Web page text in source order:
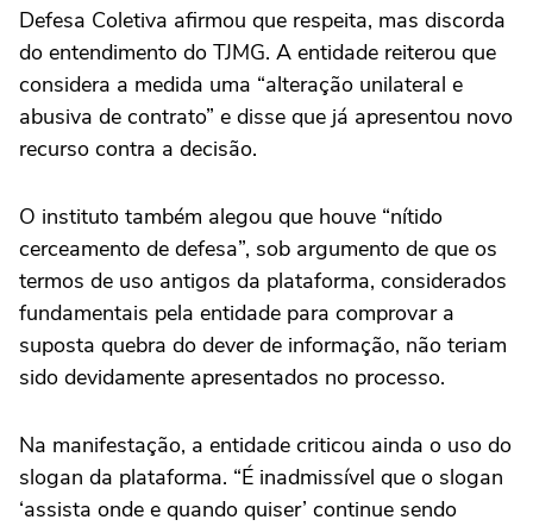
Defesa Coletiva afirmou que respeita, mas discorda
do entendimento do TJMG. A entidade reiterou que
considera a medida uma “alteração unilateral e
abusiva de contrato” e disse que já apresentou novo
recurso contra a decisão.
O instituto também alegou que houve “nítido
cerceamento de defesa”, sob argumento de que os
termos de uso antigos da plataforma, considerados
fundamentais pela entidade para comprovar a
suposta quebra do dever de informação, não teriam
sido devidamente apresentados no processo.
Na manifestação, a entidade criticou ainda o uso do
slogan da plataforma. “É inadmissível que o slogan
‘assista onde e quando quiser’ continue sendo